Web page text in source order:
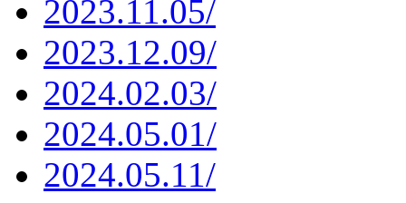
2023.11.05/
2023.12.09/
2024.02.03/
2024.05.01/
2024.05.11/